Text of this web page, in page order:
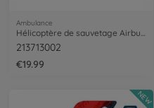
Ambulance
Hélicoptère de sauvetage Airbus H135
213713002
€19.99
NEW